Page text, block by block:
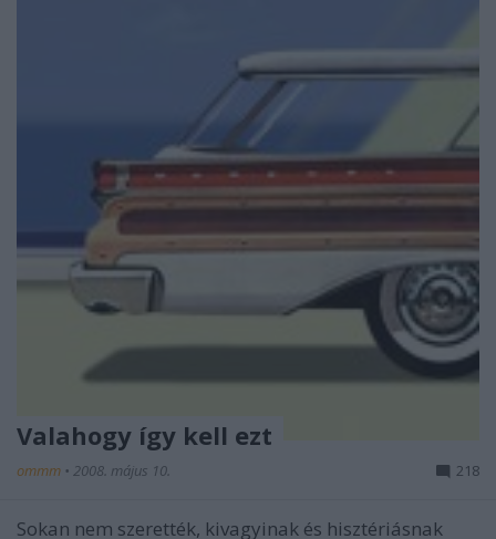
Valahogy így kell ezt
ommm • 2008. május 10. 218
Sokan nem szerették, kivagyinak és hisztériásnak